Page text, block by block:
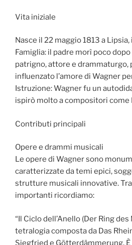
Vita iniziale
Nasce il 22 maggio 1813 a
Famiglia: il padre morì poco dopo
patrigno, attore e drammaturgo,
influenzato l’amore di Wagner
Istruzione: Wagner fu un
ispirò molto a compositori come
Contributi principali
Opere e drammi musicali
Le opere di Wagner sono
caratterizzate da temi epici,
strutture musicali innovative.
importanti ricordiamo:
“Il Ciclo dell’Anello (Der Ring
tetralogia composta da Das
Siegfried e Götterdämmerung.